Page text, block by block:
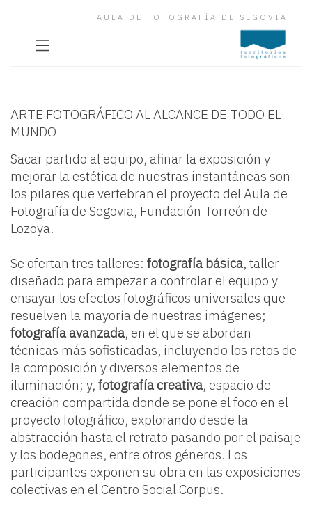
AULA DE FOTOGRAFÍA DE SEGOVIA
ARTE FOTOGRÁFICO AL ALCANCE DE TODO EL
MUNDO
Sacar partido al equipo, afinar la exposición y
mejorar la estética de nuestras instantáneas son
los pilares que vertebran el proyecto del Aula de
Fotografía de Segovia, Fundación Torreón de
Lozoya.
Se ofertan tres talleres: fotografía básica, taller
diseñado para empezar a controlar el equipo y
ensayar los efectos fotográficos universales que
resuelven la mayoría de nuestras imágenes;
fotografía avanzada, en el que se abordan
técnicas más sofisticadas, incluyendo los retos de
la composición y diversos elementos de
iluminación; y, fotografía creativa, espacio de
creación compartida donde se pone el foco en el
proyecto fotográfico, explorando desde la
abstracción hasta el retrato pasando por el paisaje
y los bodegones, entre otros géneros. Los
participantes exponen su obra en las exposiciones
colectivas en el Centro Social Corpus.